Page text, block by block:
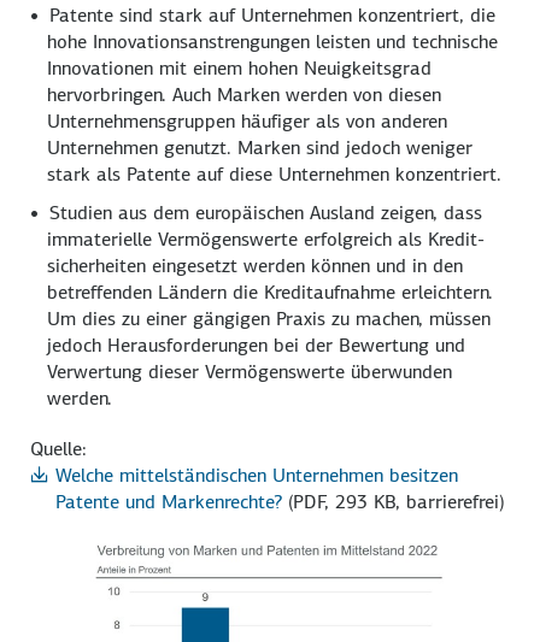
Patente sind stark auf Unternehmen konzentriert, die
hohe Innovations­anstrengungen leisten und technische
Innovationen mit einem hohen Neuigkeitsgrad
hervorbringen. Auch Marken werden von diesen
Unternehmens­gruppen häufiger als von anderen
Unternehmen genutzt. Marken sind jedoch weniger
stark als Patente auf diese Unternehmen konzentriert.
Studien aus dem europäischen Ausland zeigen, dass
immaterielle Vermögenswerte erfolgreich als Kredit­
sicherheiten eingesetzt werden können und in den
betreffenden Ländern die Kreditaufnahme erleichtern.
Um dies zu einer gängigen Praxis zu machen, müssen
jedoch Herausforderungen bei der Bewertung und
Verwertung dieser Vermögenswerte überwunden
werden.
Quelle:
Welche mittelständischen Unternehmen besitzen
Patente und Markenrechte? (PDF, 293 KB, barrierefrei)